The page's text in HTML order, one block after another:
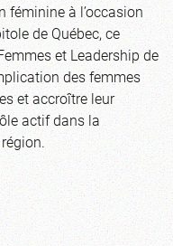
féminine à l’occasion
de Québec, ce
et Leadership de
des femmes
et accroître leur
actif dans la